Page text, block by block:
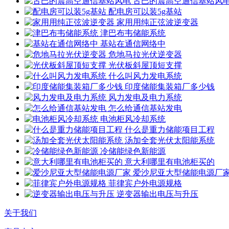
配电房可以装5g基站
家用用纯正弦波逆变器
津巴布韦储能系统
基站在通信网络中
危地马拉光伏逆变器
光伏板斜屋顶短支撑
什么叫风力发电系统
印度储能集装箱厂多少钱
风力发电及电力系统
怎么给通信基站发电
电池柜风冷却系统
什么是重力储能项目工程
汤加全套光伏太阳能系统
冷储能绿色新能源
意大利哪里有电池柜买的
爱沙尼亚大型储能电源厂
菲律宾户外电源规格
逆变器输出电压与升压
关于我们